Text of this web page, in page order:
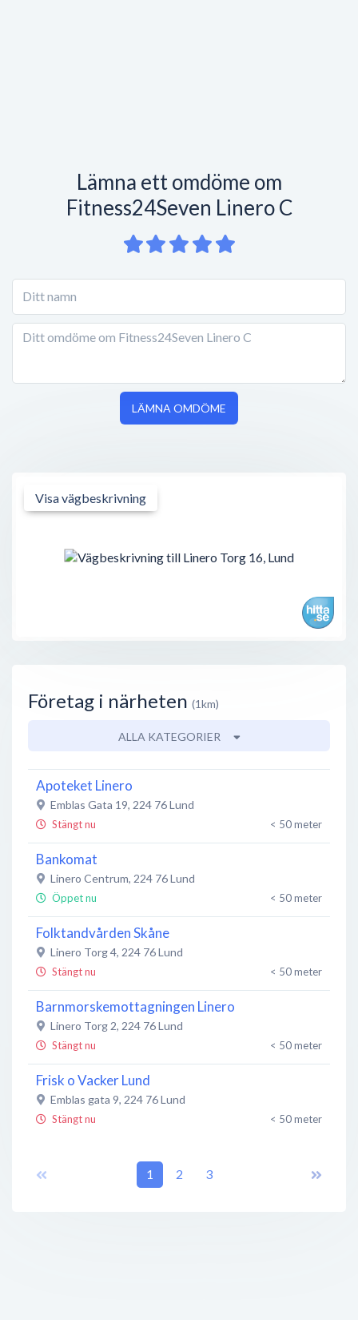
Lämna ett omdöme om
Fitness24Seven Linero C
LÄMNA OMDÖME
Visa vägbeskrivning
Företag i närheten (1km)
ALLA KATEGORIER
Apoteket Linero
Emblas Gata 19, 224 76Lund
Stängt nu < 50 meter
Bankomat
Linero Centrum, 224 76Lund
Öppet nu < 50 meter
Folktandvården Skåne
Linero Torg 4, 224 76Lund
Stängt nu < 50 meter
Barnmorskemottagningen Linero
Linero Torg 2, 224 76Lund
Stängt nu < 50 meter
Frisk o Vacker Lund
Emblas gata 9, 224 76Lund
Stängt nu < 50 meter
Emblas Gata 9, Linero Torg 224 76
1 2 3